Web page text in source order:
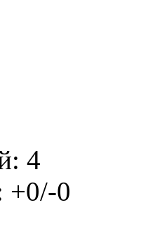
4
+0/-0